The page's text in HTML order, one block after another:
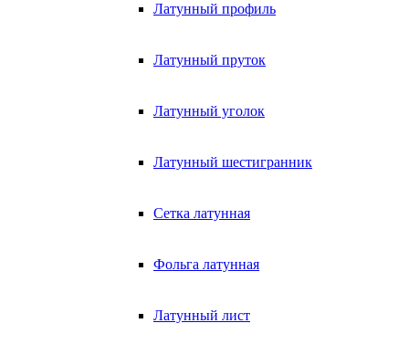
Латунный профиль
Латунный пруток
Латунный уголок
Латунный шестигранник
Сетка латунная
Фольга латунная
Латунный лист